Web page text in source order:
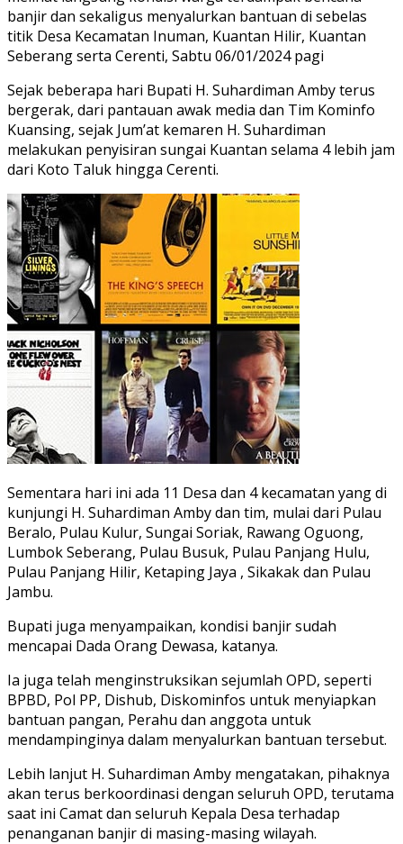
banjir dan sekaligus menyalurkan bantuan di sebelas
titik Desa Kecamatan Inuman, Kuantan Hilir, Kuantan
Seberang serta Cerenti, Sabtu 06/01/2024 pagi
Sejak beberapa hari Bupati H. Suhardiman Amby terus
bergerak, dari pantauan awak media dan Tim Kominfo
Kuansing, sejak Jum’at kemaren H. Suhardiman
melakukan penyisiran sungai Kuantan selama 4 lebih jam
dari Koto Taluk hingga Cerenti.
Sementara hari ini ada 11 Desa dan 4 kecamatan yang di
kunjungi H. Suhardiman Amby dan tim, mulai dari Pulau
Beralo, Pulau Kulur, Sungai Soriak, Rawang Oguong,
Lumbok Seberang, Pulau Busuk, Pulau Panjang Hulu,
Pulau Panjang Hilir, Ketaping Jaya , Sikakak dan Pulau
Jambu.
Bupati juga menyampaikan, kondisi banjir sudah
mencapai Dada Orang Dewasa, katanya.
Ia juga telah menginstruksikan sejumlah OPD, seperti
BPBD, Pol PP, Dishub, Diskominfos untuk menyiapkan
bantuan pangan, Perahu dan anggota untuk
mendampinginya dalam menyalurkan bantuan tersebut.
Lebih lanjut H. Suhardiman Amby mengatakan, pihaknya
akan terus berkoordinasi dengan seluruh OPD, terutama
saat ini Camat dan seluruh Kepala Desa terhadap
penanganan banjir di masing-masing wilayah.